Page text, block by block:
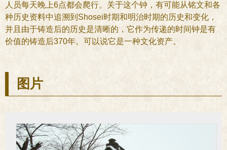
人员每天晚上6点都会爬行。关于这个钟，有可能从铭文和各
种历史资料中追溯到Shosei时期和明治时期的历史和变化，
并且由于铸造后的历史是清晰的，它作为传递的时间钟是有
价值的铸造后370年。可以说它是一种文化资产。
图片